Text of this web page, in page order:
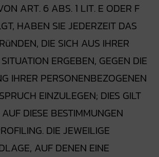
ART. 6 ABS. 1 LIT. E ODER F
HABEN SIE JEDERZEIT DAS
DIE SICH AUS IHRER
ERGEBEN, GEGEN DIE
IHRER PERSONENBEZOGENEN
EINZULEGEN; DIES GILT
DIESE BESTIMMUNGEN
DIE JEWEILIGE
AUF DENEN EINE